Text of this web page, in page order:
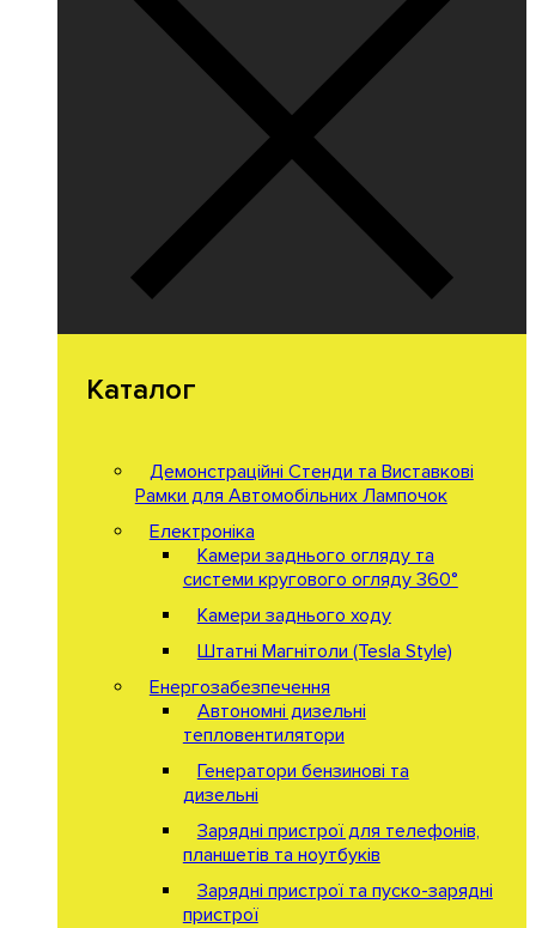
Каталог
Демонстраційні Стенди та Виставкові
Рамки для Автомобільних Лампочок
Електроніка
Камери заднього огляду та
системи кругового огляду 360°
Камери заднього ходу
Штатні Магнітоли (Tesla Style)
Енергозабезпечення
Автономні дизельні
тепловентилятори
Генератори бензинові та
дизельні
Зарядні пристрої для телефонів,
планшетів та ноутбуків
Зарядні пристрої та пуско-зарядні
пристрої